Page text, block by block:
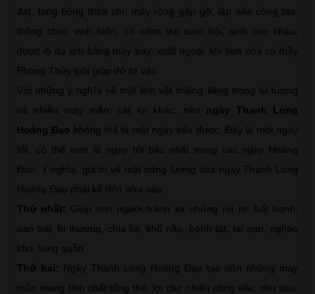
đạt, tang bồng thỏa chí, mây rồng gặp gỡ, lập nên công lao,
thăng chức vinh hiển, có niềm vui cưới hỏi, sinh con cháu,
được đi du lịch bằng máy bay, xuất ngoại, khi làm nhà có thầy
Phong Thủy giỏi giúp đỡ tư vấn
Với những ý nghĩa về một linh vật thiêng liêng trong tứ tượng
và nhiều may mắn, cát lợi khác, nên ngày Thanh Long
Hoàng Đạo không thể là một ngày xấu được. Đây là một ngày
tốt, có thể xem là ngày tốt bậc nhất trong các ngày Hoàng
Đạo. Ý nghĩa, giá trị về mặt năng lượng của ngày Thanh Long
Hoàng Đạo phải kể đến như sau:
Thứ nhất: Giúp con người tránh xa những rủi ro, bất hạnh,
oan trái, bi thương, chia lìa, khổ não, bệnh tật, tai nạn, nghèo
khó, túng quẫn
Thứ hai:
Ngày Thanh Long Hoàng Đạo tạo nên những may
mắn mang tính chất tổng thể, lợi cho nhiều công việc như sau: